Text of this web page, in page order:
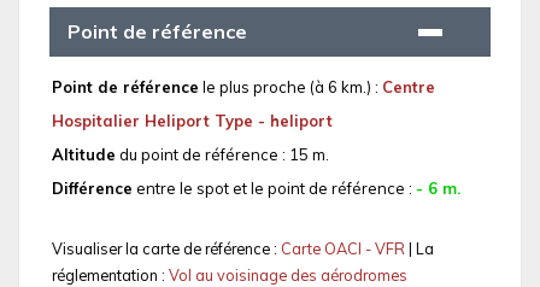
Point de référence
Point de référence le plus proche (à 6 km.) : Centre
Hospitalier Heliport Type - heliport
Altitude du point de référence : 15 m.
Différence entre le spot et le point de référence : - 6 m.
Visualiser la carte de référence : Carte OACI - VFR| La
réglementation : Vol au voisinage des aérodromes